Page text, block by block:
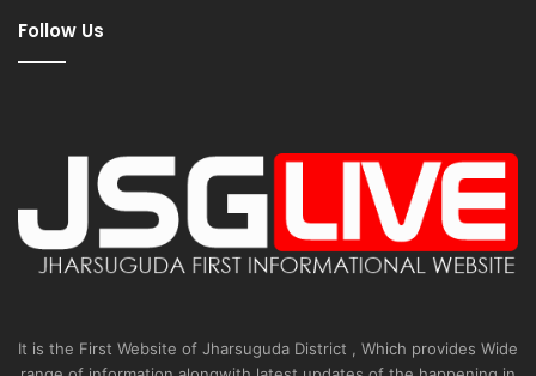
Follow Us
It is the First Website of Jharsuguda District , Which provides Wide